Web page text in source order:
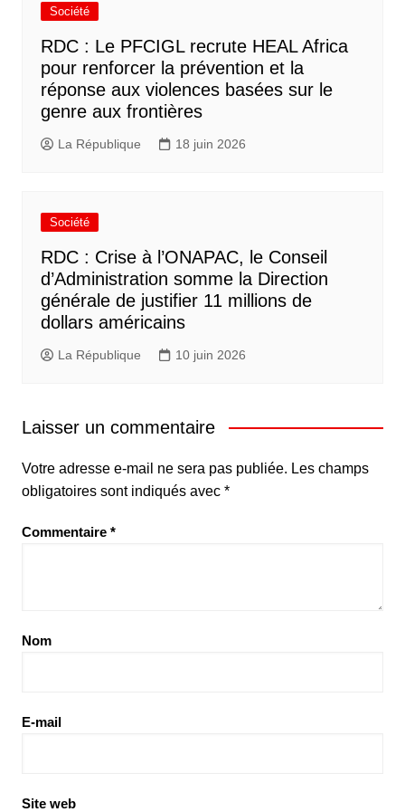
Société
RDC : Le PFCIGL recrute HEAL Africa
pour renforcer la prévention et la
réponse aux violences basées sur le
genre aux frontières
La République 18 juin 2026
Société
RDC : Crise à l’ONAPAC, le Conseil
d’Administration somme la Direction
générale de justifier 11 millions de
dollars américains
La République 10 juin 2026
Laisser un commentaire
Votre adresse e-mail ne sera pas publiée. Les champs
obligatoires sont indiqués avec *
Commentaire *
Nom
E-mail
Site web